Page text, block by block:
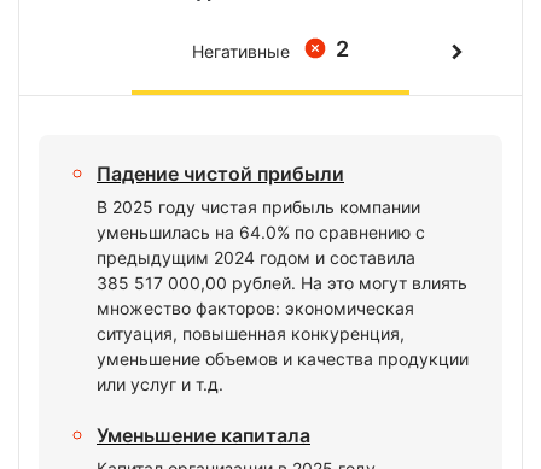
2
Негативные
Падение чистой прибыли
В 2025 году чистая прибыль компании
уменьшилась на 64.0% по сравнению с
предыдущим 2024 годом и составила
385 517 000,00 рублей. На это могут влиять
множество факторов: экономическая
ситуация, повышенная конкуренция,
уменьшение объемов и качества продукции
или услуг и т.д.
Уменьшение капитала